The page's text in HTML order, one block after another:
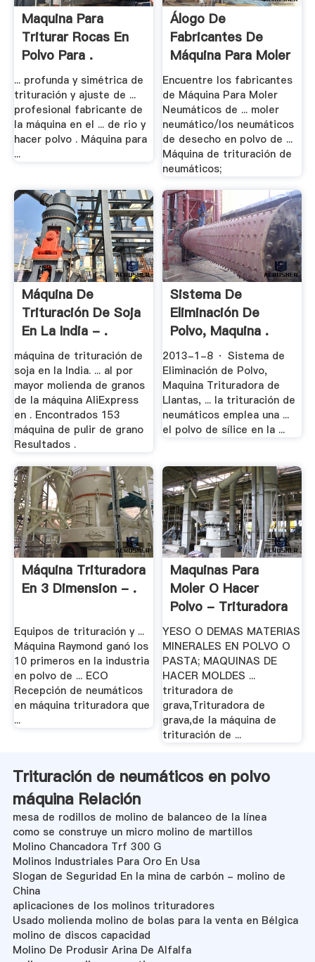
Maquina Para
Triturar Rocas En
Polvo Para .
... profunda y simétrica de
trituración y ajuste de ...
profesional fabricante de
la máquina en el ... de rio y
hacer polvo . Máquina para
...
Álogo De
Fabricantes De
Máquina Para Moler
.
Encuentre los fabricantes
de Máquina Para Moler
Neumáticos de ... moler
neumático/los neumáticos
de desecho en polvo de ...
Máquina de trituración de
neumáticos;
Máquina De
Trituración De Soja
En La India - .
máquina de trituración de
soja en la India. ... al por
mayor molienda de granos
de la máquina AliExpress
en . Encontrados 153
máquina de pulir de grano
Resultados .
Sistema De
Eliminación De
Polvo, Maquina .
2013-1-8 · Sistema de
Eliminación de Polvo,
Maquina Trituradora de
Llantas, ... la trituración de
neumáticos emplea una ...
el polvo de sílice en la ...
Máquina Trituradora
En 3 Dimension - .
Equipos de trituración y ...
Máquina Raymond ganó los
10 primeros en la industria
en polvo de ... ECO
Recepción de neumáticos
en máquina trituradora que
...
Maquinas Para
Moler O Hacer
Polvo - Trituradora
.
YESO O DEMAS MATERIAS
MINERALES EN POLVO O
PASTA; MAQUINAS DE
HACER MOLDES ...
trituradora de
grava,Trituradora de
grava,de la máquina de
trituración de ...
Trituración de neumáticos en polvo
máquina Relación
mesa de rodillos de molino de balanceo de la línea
como se construye un micro molino de martillos
Molino Chancadora Trf 300 G
Molinos Industriales Para Oro En Usa
Slogan de Seguridad En la mina de carbón - molino de
China
aplicaciones de los molinos trituradores
Usado molienda molino de bolas para la venta en Bélgica
molino de discos capacidad
Molino De Produsir Arina De Alfalfa